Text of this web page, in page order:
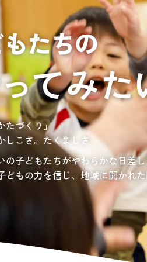
介護の相談に乗っ
施設等に入所して介護、
自宅に訪問し
介護、リハビリ
認定こども園、保育園
施設一覧
サンサンワイナリー
介護、ふれあいを大切にする介
長野の3県下で38施設・151事業
サン・ビジョンでは、今後ます
たづくり」
しこさ。たくましさ
の子どもたちがやわらかな日差
どもの力を信じ、地域に開かれ
クール東山公園では、小学生の
活動(英語・習字・選択)などの
イスフル砧公園
田谷区大蔵3丁目4番12号
問い合わせ先
03-6411-5781
担当：宮澤